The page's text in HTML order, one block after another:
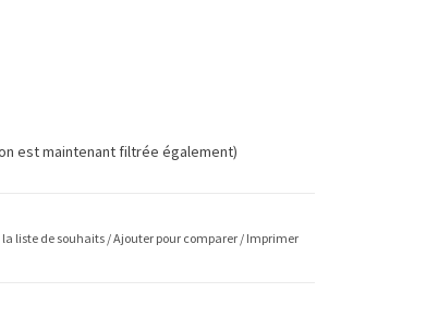
est maintenant filtrée également)
liste de souhaits /Ajouter pour comparer / Imprimer